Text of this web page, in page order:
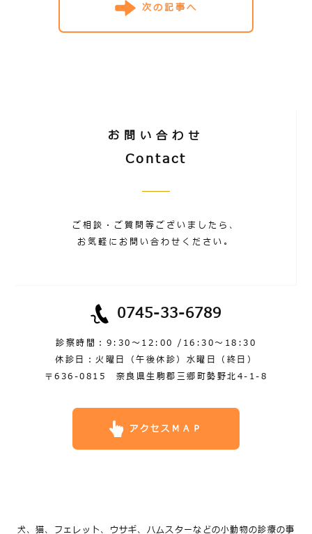
次の記事へ
お問い合わせ
Contact
ご相談・ご質問等ございましたら、
お気軽にお問い合わせください。
0745-33-6789
診察時間：9:30～12:00 /16:30～18:30
休診日：火曜日（午後休診）水曜日（終日）
〒636-0815 奈良県生駒郡三郷町勢野北4-1-8
アクセスＭＡＰ
犬、猫、フェレット、ウサギ、ハムスターなどの小動物の診療の事